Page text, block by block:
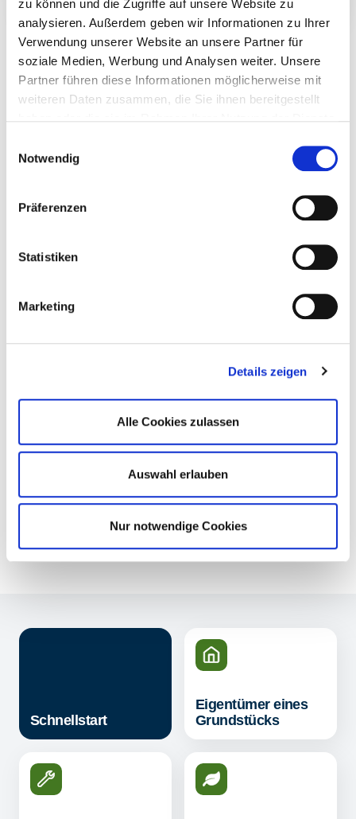
zu können und die Zugriffe auf unsere Website zu
analysieren. Außerdem geben wir Informationen zu Ihrer
Verwendung unserer Website an unsere Partner für
soziale Medien, Werbung und Analysen weiter. Unsere
Partner führen diese Informationen möglicherweise mit
weiteren Daten zusammen, die Sie ihnen bereitgestellt
Notwendig
Präferenzen
Statistiken
Marketing
Details zeigen
Alle Cookies zulassen
Auswahl erlauben
Nur notwendige Cookies
Persönliche Beratung
Entstörungsdienst
Zweckverband Wasser/Abwasser
Kontaktformular
Schnellstart
Eigentümer eines
Grundstücks